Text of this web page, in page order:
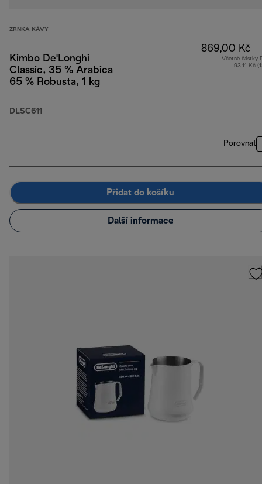
ZRNKA KÁVY
Kimbo De'Longhi
Classic, 35 % Arabica
65 % Robusta, 1 kg
DLSC611
869,00 Kč
Včetně částky
93,11 Kč
Porovnat
Přidat do košíku
Další informace